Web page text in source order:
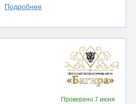
Подробнее
Проверено7 июня